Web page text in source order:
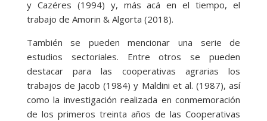
y Cazéres (1994) y, más acá en el tiempo, el
trabajo de Amorin & Algorta (2018).
También se pueden mencionar una serie de
estudios sectoriales. Entre otros se pueden
destacar para las cooperativas agrarias los
trabajos de Jacob (1984) y Maldini et al. (1987), así
como la investigación realizada en conmemoración
de los primeros treinta años de las Cooperativas